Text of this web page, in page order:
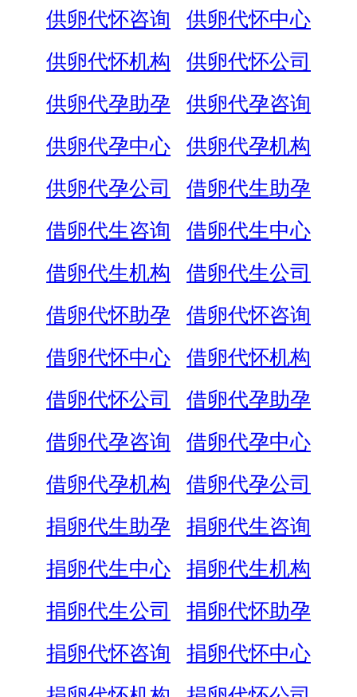
供卵代怀咨询
供卵代怀中心
供卵代怀机构
供卵代怀公司
供卵代孕助孕
供卵代孕咨询
供卵代孕中心
供卵代孕机构
供卵代孕公司
借卵代生助孕
借卵代生咨询
借卵代生中心
借卵代生机构
借卵代生公司
借卵代怀助孕
借卵代怀咨询
借卵代怀中心
借卵代怀机构
借卵代怀公司
借卵代孕助孕
借卵代孕咨询
借卵代孕中心
借卵代孕机构
借卵代孕公司
捐卵代生助孕
捐卵代生咨询
捐卵代生中心
捐卵代生机构
捐卵代生公司
捐卵代怀助孕
捐卵代怀咨询
捐卵代怀中心